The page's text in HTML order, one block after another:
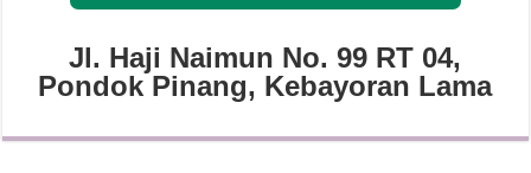
Jl. Haji Naimun No. 99 RT 04,
Pondok Pinang, Kebayoran Lama